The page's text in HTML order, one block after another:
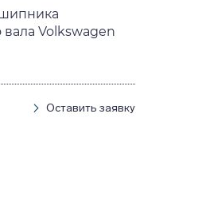
Volkswagen
Оставить заявку